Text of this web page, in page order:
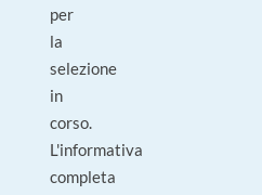
per
la
selezione
in
corso.
L'informativa
completa